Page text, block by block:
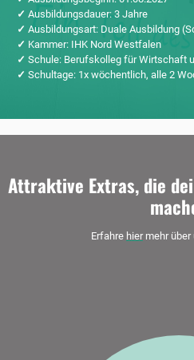
✓ Ausbildungsdauer: 3 Jahre
✓ Ausbildungsart: Duale Ausbildung
✓ Kammer: IHK Nord Westfalen
✓ Schule: Berufskolleg für Wirtschaft
✓ Schultage: 1x wöchentlich, alle 2
Attraktive Extras, die
Erfahre hiermehr über